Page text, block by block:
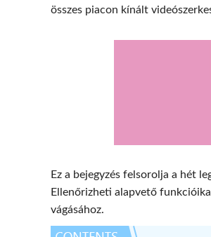
összes piacon kínált
Ez a bejegyzés felsorolja a hét
Ellenőrizheti alapvető
vágásához.